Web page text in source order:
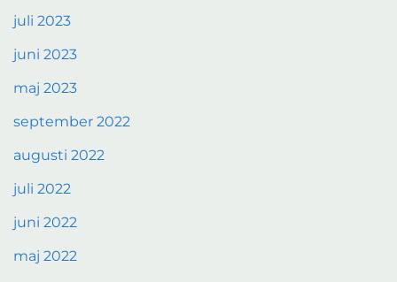
juli 2023
juni 2023
maj 2023
september 2022
augusti 2022
juli 2022
juni 2022
maj 2022